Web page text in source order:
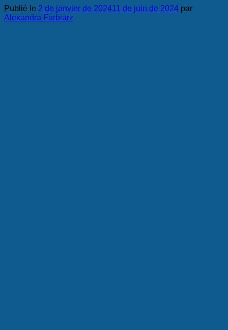
Publié le 2 de janvier de 202411 de juin de 2024 par
Alexandra Farbiarz